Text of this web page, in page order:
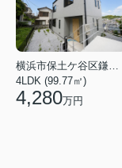
4LDK (99.77㎡)
4,280万円